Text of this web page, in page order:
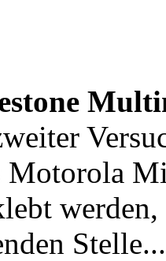
Motorola
Stelle...